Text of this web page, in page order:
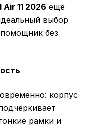
Air 11 2026 ещё
выбор
без
корпус
рамки и